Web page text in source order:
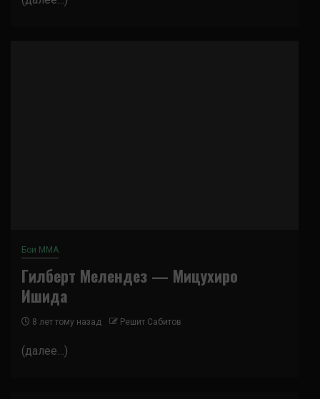
Бои ММА
Гилберт Мелендез — Мицухиро
Ишида
8 лет тому назад Решит Сабитов
(далее…)